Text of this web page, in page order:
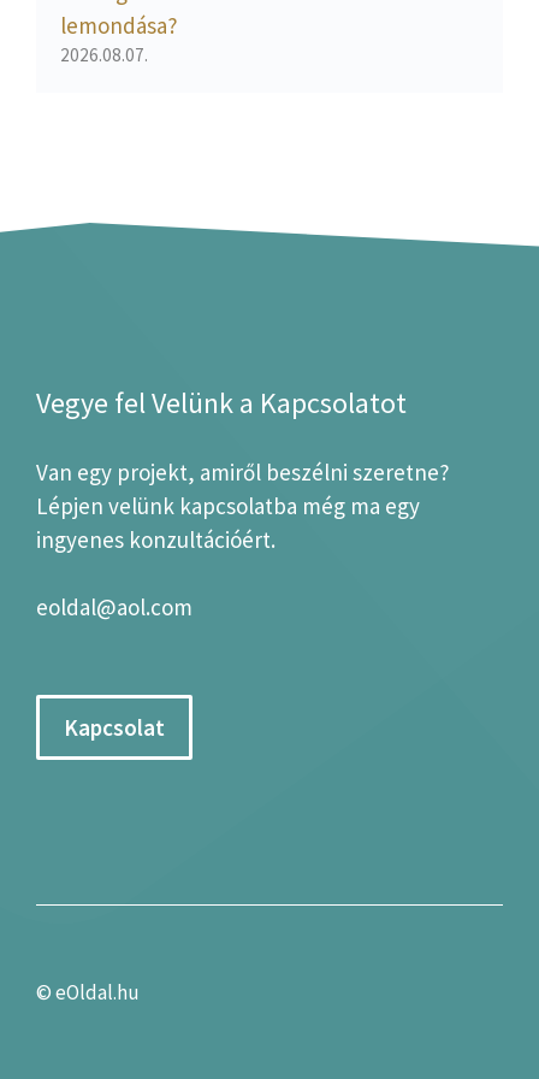
lemondása?
2026.08.07.
Vegye fel Velünk a Kapcsolatot
Van egy projekt, amiről beszélni szeretne?
Lépjen velünk kapcsolatba még ma egy
ingyenes konzultációért.
eoldal@aol.com
Kapcsolat
©eOldal.hu